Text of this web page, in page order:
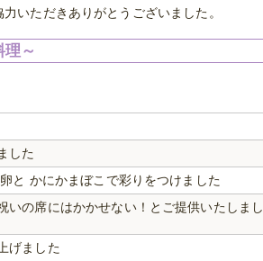
いただきありがとうございました。
～
した
と かにかまぼこで彩りをつけました
の席にはかかせない！とご提供いたしまし
げました